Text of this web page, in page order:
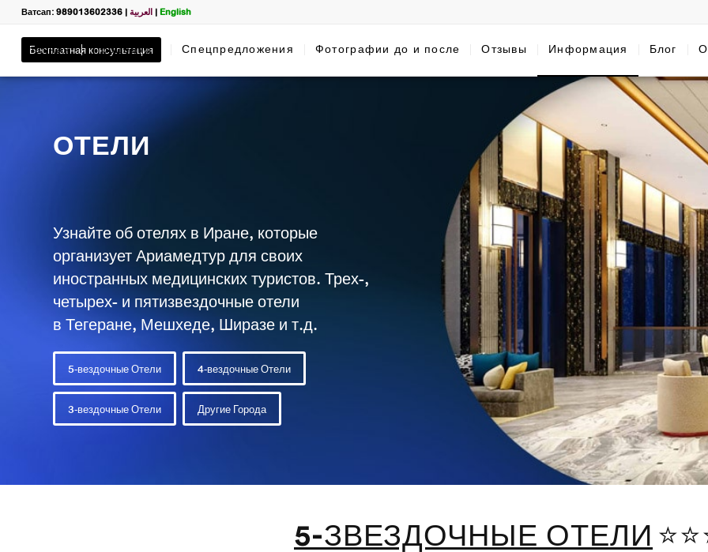
Ватсап: 989013602336| العربية| English
Главная Процедуры Спецпредложения Фотографии до и после Отзывы Информация Блог О
Бесплатная консультация
ОТЕЛИ
Узнайте об отелях в Иране, которые
организует Ариамедтур для своих
иностранных медицинских туристов. Трех-,
четырех- и пятизвездочные отели
в Тегеране, Мешхеде, Ширазе и т.д.
5-вездочные Отели 4-вездочные Отели
3-вездочные Отели Другие Города
5-ЗВЕЗДОЧНЫЕ ОТЕЛИ